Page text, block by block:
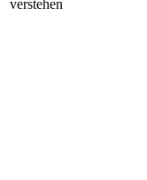
verstehen